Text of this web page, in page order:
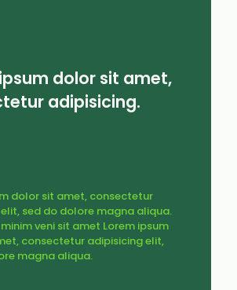
dolor sit amet,
adipisicing.
dolor sit amet, consectetur
sed do dolore magna aliqua.
veni sit amet Lorem ipsum
consectetur adipisicing elit,
magna aliqua.